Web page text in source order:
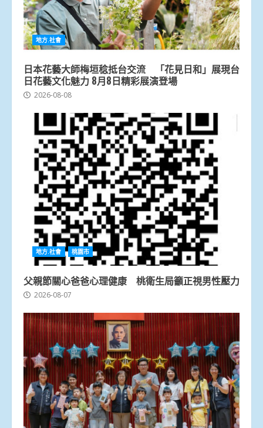
地方.社會
日本花藝大師梅垣稔抵台交流 「花見日和」展現台
日花藝文化魅力 8月8日精彩展演登場
2026-08-08
地方.社會 桃園市
父親節關心爸爸心理健康 桃衛生局籲正視男性壓力
2026-08-07